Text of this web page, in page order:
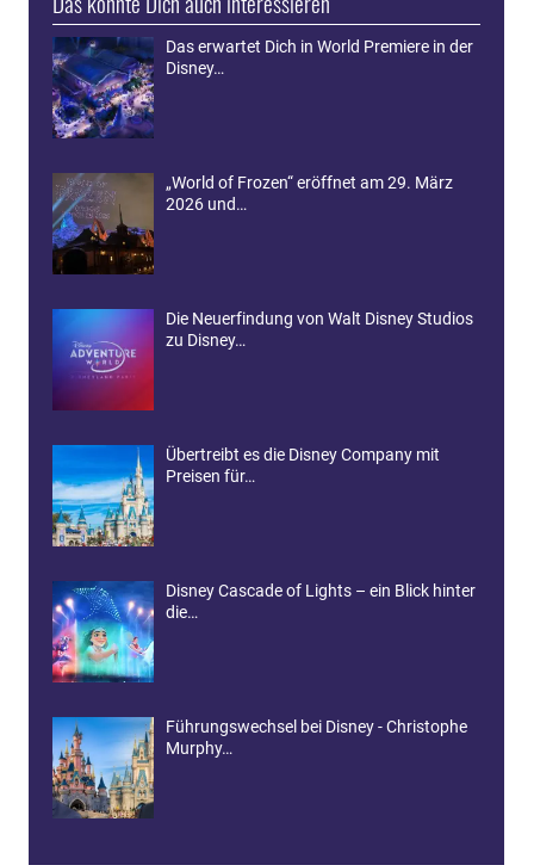
Das erwartet Dich in World Premiere in der
Disney…
„World of Frozen“ eröffnet am 29. März
2026 und…
Die Neuerfindung von Walt Disney Studios
zu Disney…
Übertreibt es die Disney Company mit
Preisen für…
Disney Cascade of Lights – ein Blick hinter
die…
Führungswechsel bei Disney - Christophe
Murphy…